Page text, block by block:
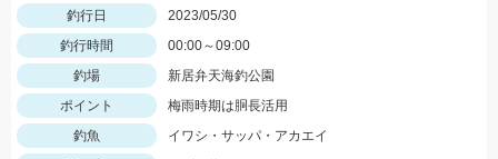
釣行日
2023/05/30
釣行時間
00:00～09:00
釣場
新居弁天海釣公園
ポイント
梅雨時期は胴長活用
釣魚
イワシ・サッパ・アカエイ